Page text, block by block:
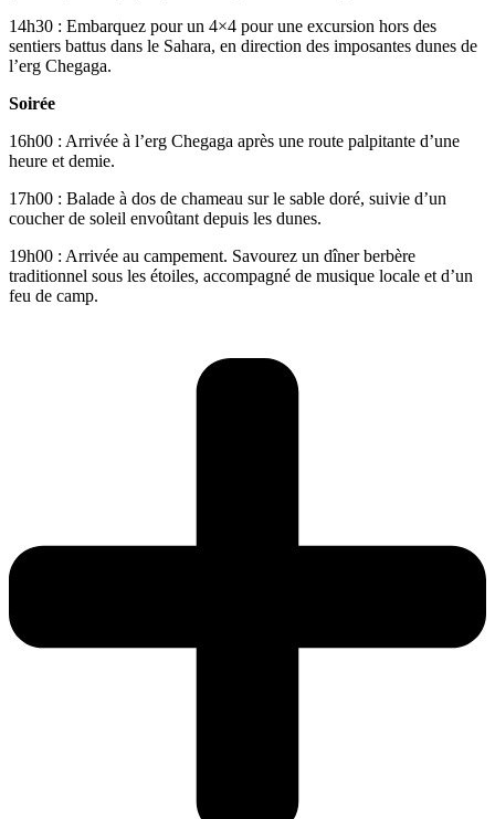
14h30 : Embarquez pour un 4×4 pour une excursion hors des
sentiers battus dans le Sahara, en direction des imposantes dunes de
l’erg Chegaga.
Soirée
16h00 : Arrivée à l’erg Chegaga après une route palpitante d’une
heure et demie.
17h00 : Balade à dos de chameau sur le sable doré, suivie d’un
coucher de soleil envoûtant depuis les dunes.
19h00 : Arrivée au campement. Savourez un dîner berbère
traditionnel sous les étoiles, accompagné de musique locale et d’un
feu de camp.